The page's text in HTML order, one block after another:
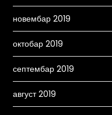
новембар 2019
октобар 2019
септембар 2019
август 2019